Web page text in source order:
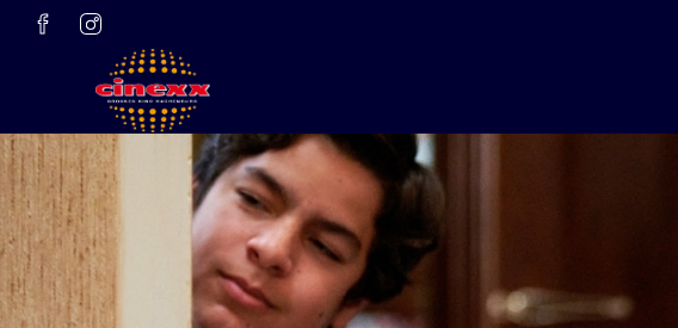
Zum Hauptinhalt springen